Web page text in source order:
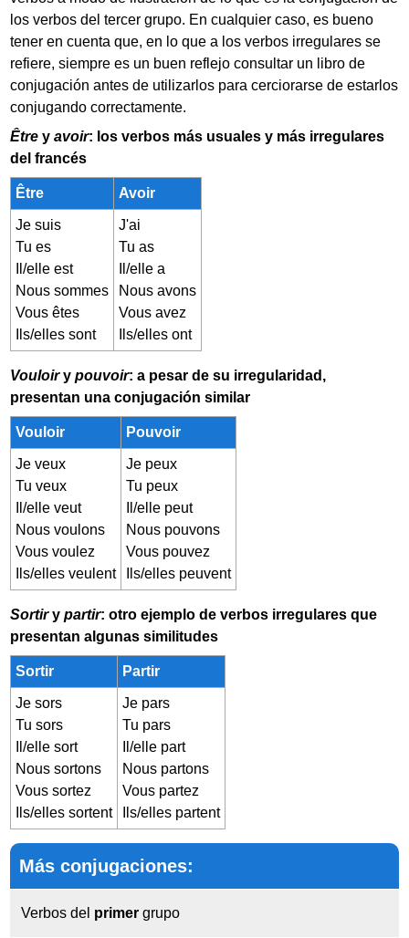
los verbos del tercer grupo. En cualquier caso, es bueno
tener en cuenta que, en lo que a los verbos irregulares se
refiere, siempre es un buen reflejo consultar un libro de
conjugación antes de utilizarlos para cerciorarse de estarlos
conjugando correctamente.
Être yavoir: los verbos más usuales y más irregulares
del francés
Être Avoir
Je suis
Tu es
Il/elle est
Nous sommes
Vous êtes
Ils/elles sont
J'ai
Tu as
Il/elle a
Nous avons
Vous avez
Ils/elles ont
Vouloirypouvoir: a pesar de su irregularidad,
presentan una conjugación similar
Vouloir Pouvoir
Je veux
Tu veux
Il/elle veut
Nous voulons
Vous voulez
Ils/elles veulent
Je peux
Tu peux
Il/elle peut
Nous pouvons
Vous pouvez
Ils/elles peuvent
Sortirypartir: otro ejemplo de verbos irregulares que
presentan algunas similitudes
Sortir Partir
Je sors
Tu sors
Il/elle sort
Nous sortons
Vous sortez
Ils/elles sortent
Je pars
Tu pars
Il/elle part
Nous partons
Vous partez
Ils/elles partent
Más conjugaciones:
Verbos del primer grupo